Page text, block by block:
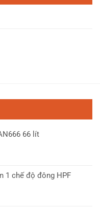
66 lít
1 chế độ đông HPF